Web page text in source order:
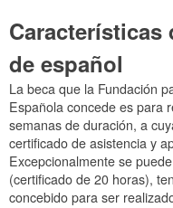
Características
de español
La beca que la Fundación
Española concede es para
semanas de duración, a
certificado de asistencia y
Excepcionalmente se
(certificado de 20 horas),
concebido para ser